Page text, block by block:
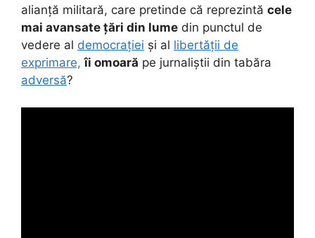
alianță militară, care pretinde că reprezintă cele
mai avansate țări din lume din punctul de
vedere al democrației și al libertății de
exprimare, îi omoară pe jurnaliștii din tabăra
adversă?